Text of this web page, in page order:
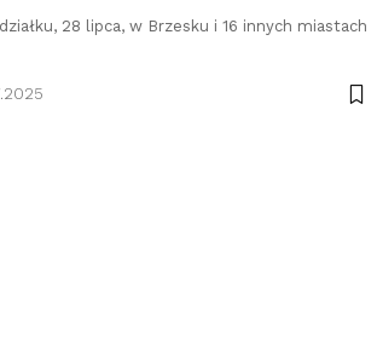
28 lipca, w Brzesku i 16 innych miastach